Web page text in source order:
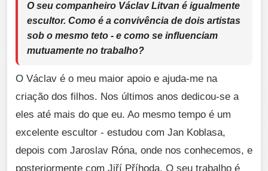
O seu companheiro Václav Litvan é igualmente
escultor. Como é a convivência de dois artistas
sob o mesmo teto - e como se influenciam
mutuamente no trabalho?
O Václav é o meu maior apoio e ajuda-me na
criação dos filhos. Nos últimos anos dedicou-se a
eles até mais do que eu. Ao mesmo tempo é um
excelente escultor - estudou com Jan Koblasa,
depois com Jaroslav Róna, onde nos conhecemos, e
posteriormente com Jiří Příhoda. O seu trabalho é